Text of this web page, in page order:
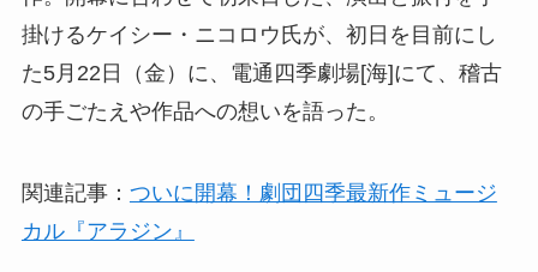
掛けるケイシー・ニコロウ氏が、初日を目前にし
た5月22日（金）に、電通四季劇場[海]にて、稽古
の手ごたえや作品への想いを語った。
関連記事： ついに開幕！劇団四季最新作ミュージ
カル『アラジン』